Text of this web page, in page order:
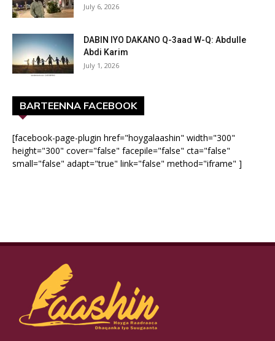
July 6, 2026
DABIN IYO DAKANO Q-3aad W-Q: Abdulle
Abdi Karim
July 1, 2026
BARTEENNA FACEBOOK
[facebook-page-plugin href="hoygalaashin" width="300"
height="300" cover="false" facepile="false" cta="false"
small="false" adapt="true" link="false" method="iframe" ]